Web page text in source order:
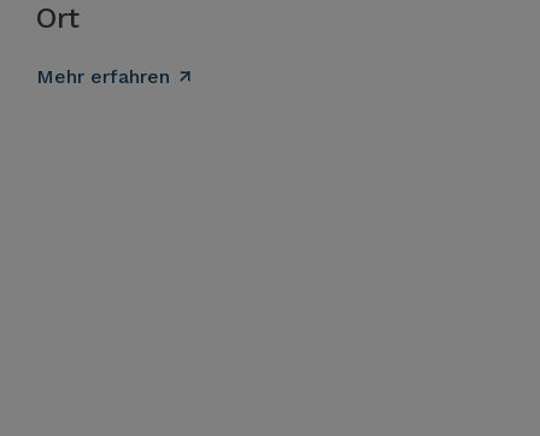
Ort
Mehr erfahren